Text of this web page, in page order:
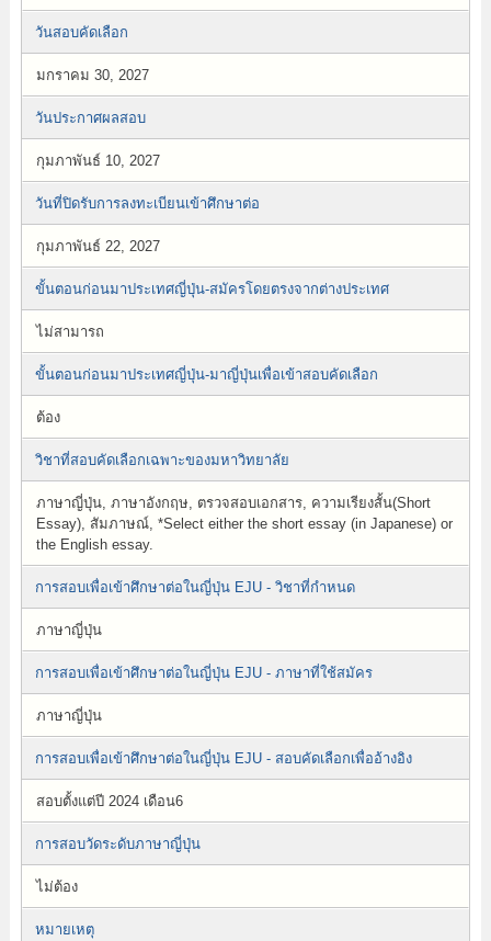
วันสอบคัดเลือก
มกราคม 30, 2027
วันประกาศผลสอบ
กุมภาพันธ์ 10, 2027
วันที่ปิดรับการลงทะเบียนเข้าศึกษาต่อ
กุมภาพันธ์ 22, 2027
ขั้นตอนก่อนมาประเทศญี่ปุ่น-สมัครโดยตรงจากต่างประเทศ
ไม่สามารถ
ขั้นตอนก่อนมาประเทศญี่ปุ่น-มาญี่ปุ่นเพื่อเข้าสอบคัดเลือก
ต้อง
วิชาที่สอบคัดเลือกเฉพาะของมหาวิทยาลัย
ภาษาญี่ปุ่น, ภาษาอังกฤษ, ตรวจสอบเอกสาร, ความเรียงสั้น(Short
Essay), สัมภาษณ์, *Select either the short essay (in Japanese) or
the English essay.
การสอบเพื่อเข้าศึกษาต่อในญี่ปุ่น EJU - วิชาที่กำหนด
ภาษาญี่ปุ่น
การสอบเพื่อเข้าศึกษาต่อในญี่ปุ่น EJU - ภาษาที่ใช้สมัคร
ภาษาญี่ปุ่น
การสอบเพื่อเข้าศึกษาต่อในญี่ปุ่น EJU - สอบคัดเลือกเพื่ออ้างอิง
สอบตั้งแต่ปี 2024 เดือน6
การสอบวัดระดับภาษาญี่ปุ่น
ไม่ต้อง
หมายเหตุ